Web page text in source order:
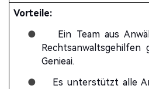
Vorteile:
●
Ein Team aus
Rechtsanwaltsgehilfen
Genieai.
●
Es unterstützt alle